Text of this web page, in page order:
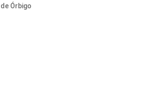
de Órbigo